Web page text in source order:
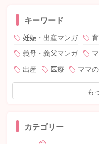
キーワード
妊娠・出産マンガ
義母・義父マンガ
出産
医療 ママ
も
カテゴリー